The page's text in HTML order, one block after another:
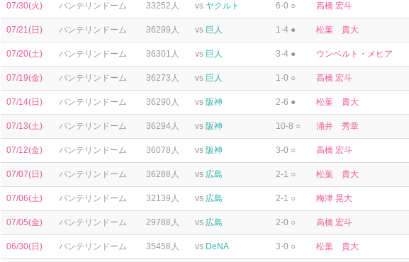
07/30(火) バンテリンドーム 33252人 vs ヤクルト 6-0 ○ 高橋 宏斗
07/21(日) バンテリンドーム 36299人 vs 巨人 1-4 ● 松葉 貴大
07/20(土) バンテリンドーム 36301人 vs 巨人 3-4 ● ウンベルト・メヒア
07/19(金) バンテリンドーム 36273人 vs 巨人 1-0 ○ 高橋 宏斗
07/14(日) バンテリンドーム 36290人 vs 阪神 2-6 ● 松葉 貴大
07/13(土) バンテリンドーム 36294人 vs 阪神 10-8 ○ 涌井 秀章
07/12(金) バンテリンドーム 36078人 vs 阪神 3-0 ○ 高橋 宏斗
07/07(日) バンテリンドーム 36288人 vs 広島 2-1 ○ 松葉 貴大
07/06(土) バンテリンドーム 32139人 vs 広島 2-1 ○ 梅津 晃大
07/05(金) バンテリンドーム 29788人 vs 広島 2-0 ○ 高橋 宏斗
06/30(日) バンテリンドーム 35458人 vs DeNA 3-0 ○ 松葉 貴大